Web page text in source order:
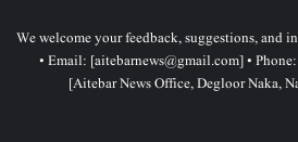
We welcome your feedback, suggestions, and
• Email: [aitebarnews@gmail.com] •
[Aitebar News Office, Degloor Naka,